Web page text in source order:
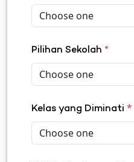
Pilihan Sekolah *
Kelas yang Diminati *